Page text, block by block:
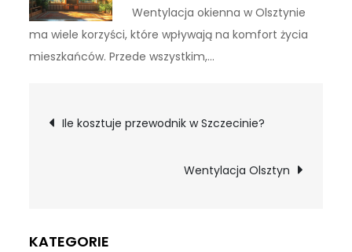
Wentylacja okienna w Olsztynie
ma wiele korzyści, które wpływają na komfort życia
mieszkańców. Przede wszystkim,…
Nawigacja
Ile kosztuje przewodnik w Szczecinie?
Wentylacja Olsztyn
KATEGORIE